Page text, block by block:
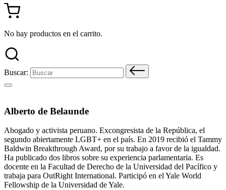
No hay productos en el carrito.
Buscar:
Alberto de Belaunde
Abogado y activista peruano. Excongresista de la República, el
segundo abiertamente LGBT+ en el país. En 2019 recibió el Tammy
Baldwin Breakthrough Award, por su trabajo a favor de la igualdad.
Ha publicado dos libros sobre su experiencia parlamentaria. Es
docente en la Facultad de Derecho de la Universidad del Pacífico y
trabaja para OutRight International. Participó en el Yale World
Fellowship de la Universidad de Yale.